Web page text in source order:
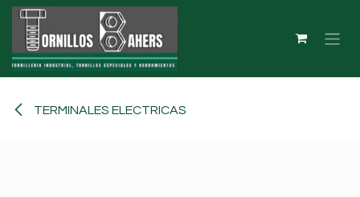
Ir al contenido
TERMINALES ELECTRICAS